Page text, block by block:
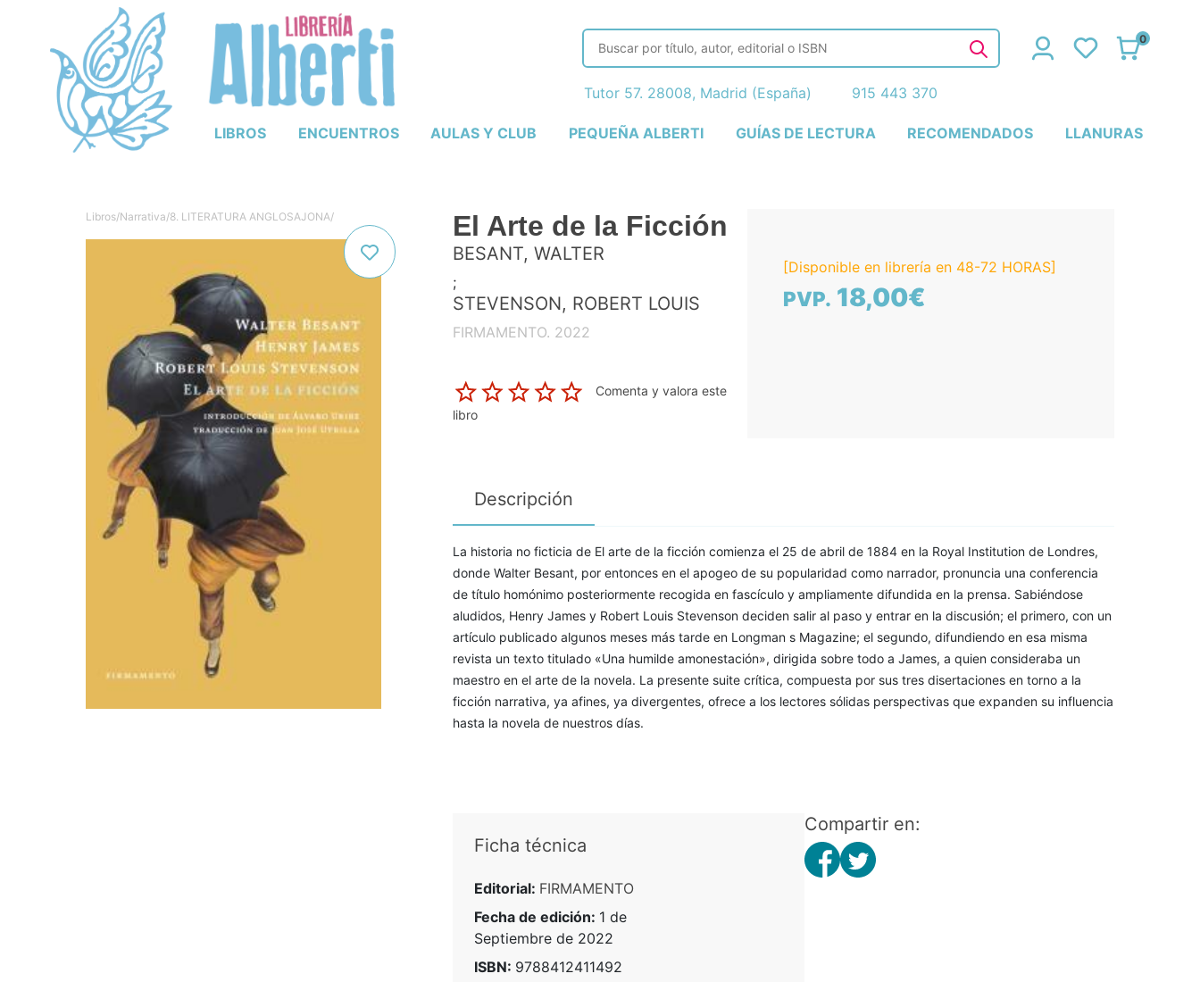
LIBROS ENCUENTROS AULAS Y CLUB PEQUEÑA ALBERTI GUÍAS DE LECTURA RECOMENDADOS LLANURAS
0
Tutor 57. 28008, Madrid (España) 915 443 370
Libros/Narrativa/8. LITERATURA ANGLOSAJONA/ El Arte de la Ficción
BESANT, WALTER
;
STEVENSON, ROBERT LOUIS
FIRMAMENTO. 2022
Comenta y valora este
libro
[Disponible en librería en 48-72 HORAS]
PVP. 18,00€
Descripción
La historia no ficticia de El arte de la ficción comienza el 25 de abril de 1884 en la Royal Institution de Londres,
donde Walter Besant, por entonces en el apogeo de su popularidad como narrador, pronuncia una conferencia
de título homónimo posteriormente recogida en fascículo y ampliamente difundida en la prensa. Sabiéndose
aludidos, Henry James y Robert Louis Stevenson deciden salir al paso y entrar en la discusión; el primero, con un
artículo publicado algunos meses más tarde en Longman s Magazine; el segundo, difundiendo en esa misma
revista un texto titulado «Una humilde amonestación», dirigida sobre todo a James, a quien consideraba un
maestro en el arte de la novela. La presente suite crítica, compuesta por sus tres disertaciones en torno a la
ficción narrativa, ya afines, ya divergentes, ofrece a los lectores sólidas perspectivas que expanden su influencia
hasta la novela de nuestros días.
Ficha técnica
Editorial: FIRMAMENTO
Fecha de edición: 1 de
Septiembre de 2022
ISBN: 9788412411492
Compartir en: